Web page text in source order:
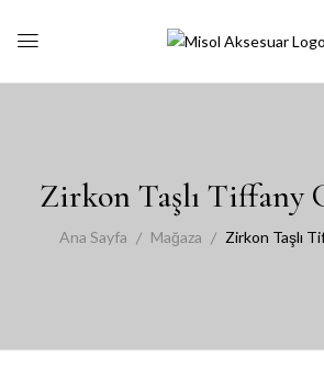
Zirkon Taşlı Tiffany
Ana Sayfa Mağaza Zirkon Taşlı